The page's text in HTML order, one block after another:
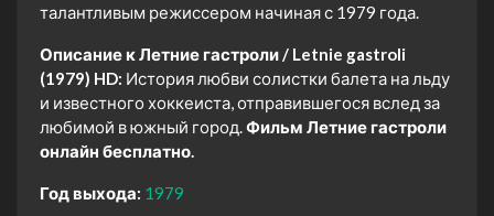
талантливым режиссером начиная с 1979 года.
Описание к Летние гастроли / Letnie gastroli
(1979) HD: История любви солистки балета на льду
и известного хоккеиста, отправившегося вслед за
любимой в южный город.Фильм Летние гастроли
онлайн бесплатно.
Год выхода: 1979